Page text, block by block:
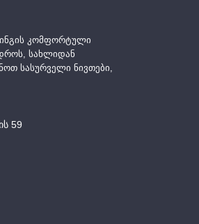
კომფორტული
სახლიდან
სასურველი ნივთები,
59